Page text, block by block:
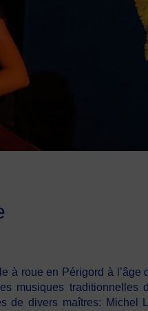
à roue en Périgord à l’âge
musiques traditionnelles
de divers maîtres: Michel